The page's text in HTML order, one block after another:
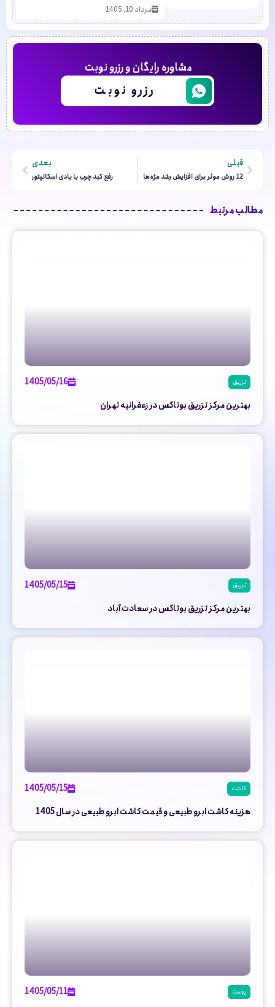
مرداد 10, 1405
مشاوره رایگان و رزرو نوبت
رزرو نوبت
قبلی
12 روش موثر برای افزایش رشد مژه‌ها
بعدی
رفع کبد چرب با بادی اسکالپتور
مطالب مرتبط
تزریق
1405/05/16
بهترین مرکز تزریق بوتاکس در زعفرانیه تهران
تزریق
1405/05/15
بهترین مرکز تزریق بوتاکس در سعادت آباد
کاشت
1405/05/15
هزینه کاشت ابرو طبیعی و قیمت کاشت ابرو طبیعی در سال 1405
پوست
1405/05/11